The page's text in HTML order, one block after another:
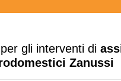
gli interventi di
Zanussi